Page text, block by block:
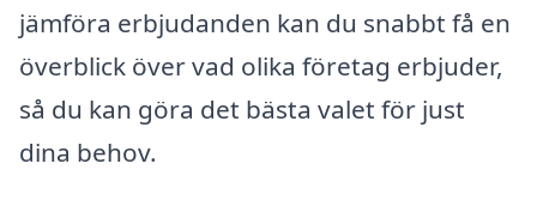
jämföra erbjudanden kan du snabbt få en
överblick över vad olika företag erbjuder,
så du kan göra det bästa valet för just
dina behov.